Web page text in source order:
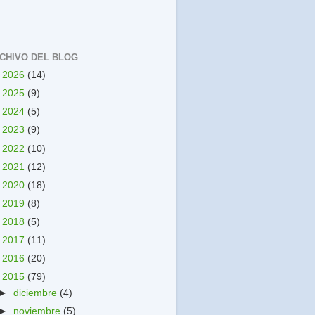
DEL BLOG
2026 (14)
2025 (9)
2024 (5)
2023 (9)
2022 (10)
2021 (12)
2020 (18)
2019 (8)
2018 (5)
2017 (11)
2016 (20)
2015 (79)
diciembre (4)
noviembre (5)